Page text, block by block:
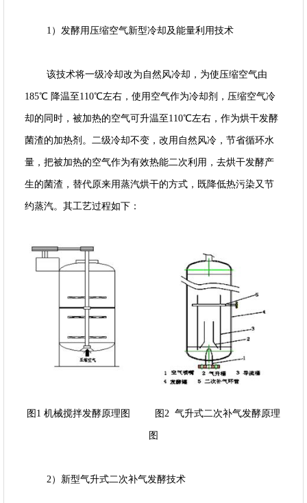
1）发酵用压缩空气新型冷却及能量利用技术
该技术将一级冷却改为自然风冷却，为使压缩空气由
185℃ 降温至110℃左右，使用空气作为冷却剂，压缩空气冷
却的同时，被加热的空气可升温至110℃左右，作为烘干发酵
菌渣的加热剂。二级冷却不变，改用自然风冷，节省循环水
量，把被加热的空气作为有效热能二次利用，去烘干发酵产
生的菌渣，替代原来用蒸汽烘干的方式，既降低热污染又节
约蒸汽。其工艺过程如下：
图1 机械搅拌发酵原理图 图2 气升式二次补气发酵原理
图
2）新型气升式二次补气发酵技术